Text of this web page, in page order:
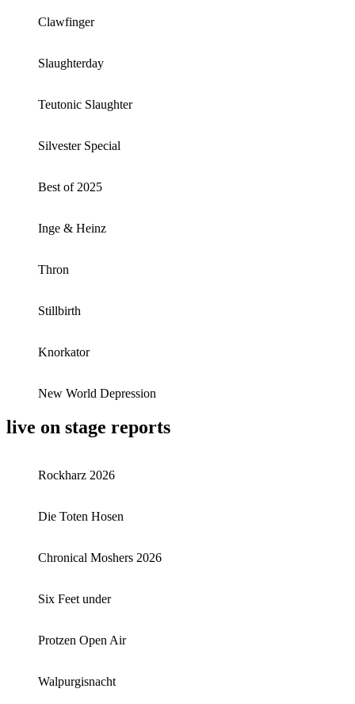
Clawfinger
Slaughterday
Teutonic Slaughter
Silvester Special
Best of 2025
Inge & Heinz
Thron
Stillbirth
Knorkator
New World Depression
live on stage reports
Rockharz 2026
Die Toten Hosen
Chronical Moshers 2026
Six Feet under
Protzen Open Air
Walpurgisnacht